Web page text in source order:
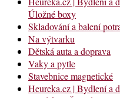
Úložné boxy
Skladování a balení
Na výtvarku
Dětská auta a doprava
Vaky a pytle
Stavebnice magnetické
Heureka.cz | Bydlení a